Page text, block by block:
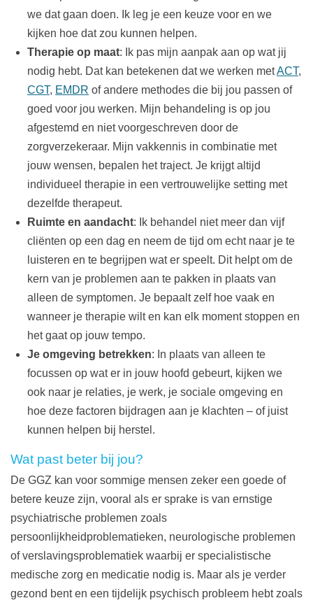
we dat gaan doen. Ik leg je een keuze voor en we
kijken hoe dat zou kunnen helpen.
Therapie op maat: Ik pas mijn aanpak aan op wat jij
nodig hebt. Dat kan betekenen dat we werken metACT,
CGT, EMDR of andere methodes die bij jou passen of
goed voor jou werken. Mijn behandeling is op jou
afgestemd en niet voorgeschreven door de
zorgverzekeraar. Mijn vakkennis in combinatie met
jouw wensen, bepalen het traject. Je krijgt altijd
individueel therapie in een vertrouwelijke setting met
dezelfde therapeut.
Ruimte en aandacht: Ik behandel niet meer dan vijf
cliënten op een dag en neem de tijd om echt naar je te
luisteren en te begrijpen wat er speelt. Dit helpt om de
kern van je problemen aan te pakken in plaats van
alleen de symptomen. Je bepaalt zelf hoe vaak en
wanneer je therapie wilt en kan elk moment stoppen en
het gaat op jouw tempo.
Je omgeving betrekken: In plaats van alleen te
focussen op wat er in jouw hoofd gebeurt, kijken we
ook naar je relaties, je werk, je sociale omgeving en
hoe deze factoren bijdragen aan je klachten – of juist
kunnen helpen bij herstel.
Wat past beter bij jou?
De GGZ kan voor sommige mensen zeker een goede of
betere keuze zijn, vooral als er sprake is van ernstige
psychiatrische problemen zoals
persoonlijkheidproblematieken, neurologische problemen
of verslavingsproblematiek waarbij er specialistische
medische zorg en medicatie nodig is. Maar als je verder
gezond bent en een tijdelijk psychisch probleem hebt zoals